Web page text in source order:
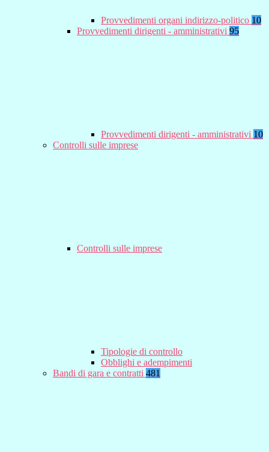
Provvedimenti organi indirizzo-politico 10
Provvedimenti dirigenti - amministrativi 95
Provvedimenti dirigenti - amministrativi 10
Controlli sulle imprese
Controlli sulle imprese
Tipologie di controllo
Obblighi e adempimenti
Bandi di gara e contratti 481